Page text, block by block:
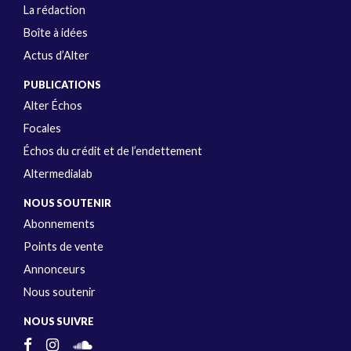
La rédaction
Boîte à idées
Actus d’Alter
PUBLICATIONS
Alter Échos
Focales
Échos du crédit et de l’endettement
Altermedialab
NOUS SOUTENIR
Abonnements
Points de vente
Annonceurs
Nous soutenir
NOUS SUIVRE